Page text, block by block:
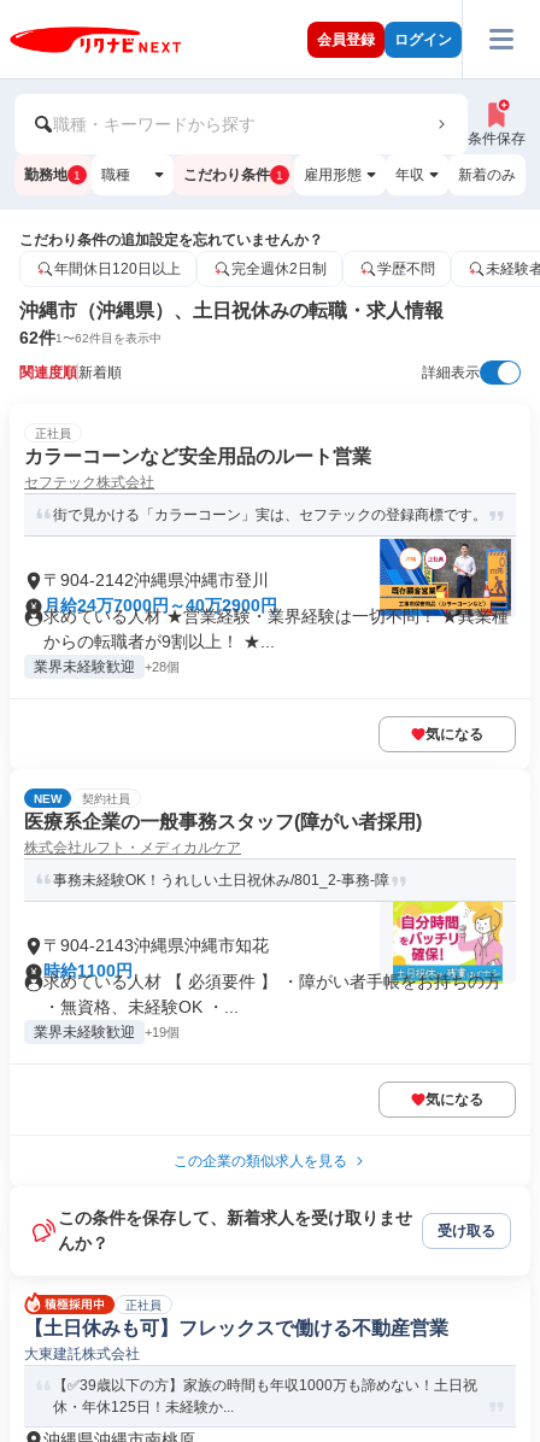
会員登録 ログイン
職種・キーワードから探す
条件保存
勤務地 1 職種 こだわり条件 1 雇用形態 年収 新着のみ
こだわり条件の追加設定を忘れていませんか？
年間休日120日以上
完全週休2日制 学歴不問 未経験
沖縄市（沖縄県）、土日祝休みの転職・求人情報
62件1〜62件目を表示中
関連度順新着順 詳細表示
正社員
カラーコーンなど安全用品のルート営業
セフテック株式会社
街で見かける「カラーコーン」実は、セフテックの登録商標です。
〒904-2142沖縄県沖縄市登川
月給24万7000円～40万2900円
求めている人材 ★営業経験・業界経験は一切不問！ ★異業種
からの転職者が9割以上！ ★...
業界未経験歓迎 +28個
気になる
NEW 契約社員
医療系企業の一般事務スタッフ(障がい者採用)
株式会社ルフト・メディカルケア
事務未経験OK！うれしい土日祝休み/801_2-事務-障
〒904-2143沖縄県沖縄市知花
時給1100円
求めている人材 【 必須要件 】 ・障がい者手帳をお持ちの方
・無資格、未経験OK ・...
業界未経験歓迎 +19個
気になる
この企業の類似求人を見る
この条件を保存して、新着求人を受け取りませ
んか？
受け取る
正社員
【土日休みも可】フレックスで働ける不動産営業
大東建託株式会社
【✅39歳以下の方】家族の時間も年収1000万も諦めない！土日祝
休・年休125日！未経験か...